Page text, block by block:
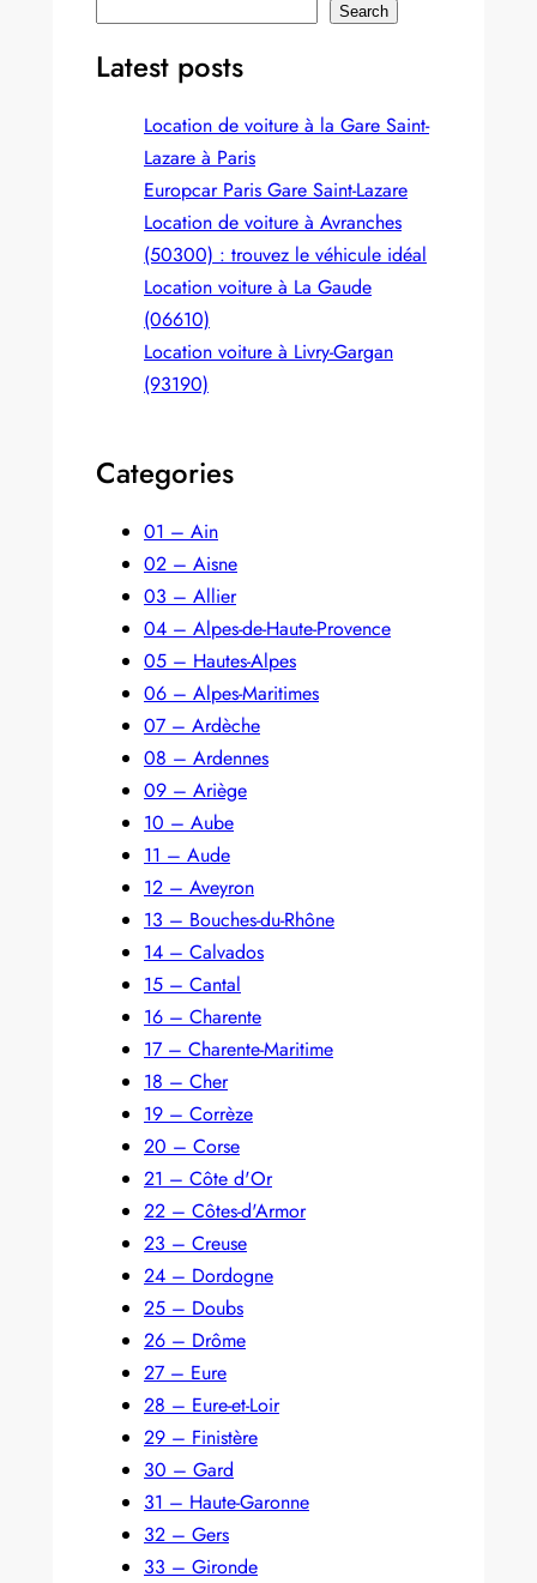
a
Search
Latest posts
Location de voiture à la Gare Saint-
Lazare à Paris
Europcar Paris Gare Saint‑Lazare
Location de voiture à Avranches
(50300) : trouvez le véhicule idéal
Location voiture à La Gaude
(06610)
Location voiture à Livry-Gargan
(93190)
Categories
01 – Ain
02 – Aisne
03 – Allier
04 – Alpes-de-Haute-Provence
05 – Hautes-Alpes
06 – Alpes-Maritimes
07 – Ardèche
08 – Ardennes
09 – Ariège
10 – Aube
11 – Aude
12 – Aveyron
13 – Bouches-du-Rhône
14 – Calvados
15 – Cantal
16 – Charente
17 – Charente-Maritime
18 – Cher
19 – Corrèze
20 – Corse
21 – Côte d'Or
22 – Côtes-d'Armor
23 – Creuse
24 – Dordogne
25 – Doubs
26 – Drôme
27 – Eure
28 – Eure-et-Loir
29 – Finistère
30 – Gard
31 – Haute-Garonne
32 – Gers
33 – Gironde